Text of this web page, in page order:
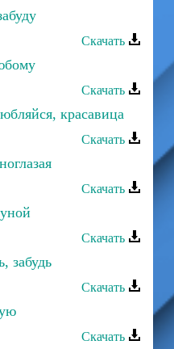
Скачать
Скачать
красавица
Скачать
Скачать
Скачать
забудь
Скачать
Скачать